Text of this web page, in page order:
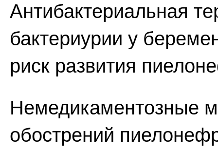
Антибактериальная
бактериурии у
риск развития
Немедикаментозные
обострений